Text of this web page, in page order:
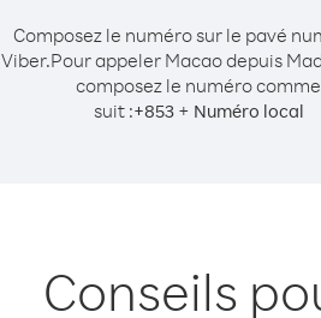
Composez le numéro sur le pavé
Viber.Pour appeler Macao depuis
composez le numéro comme
suit :+853+ Numéro local
Conseils